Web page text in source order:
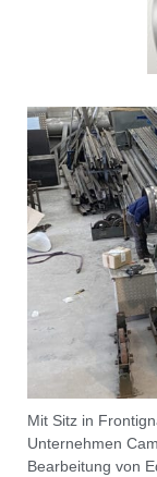
Mit Sitz in
Unternehmen
Bearbeitung von